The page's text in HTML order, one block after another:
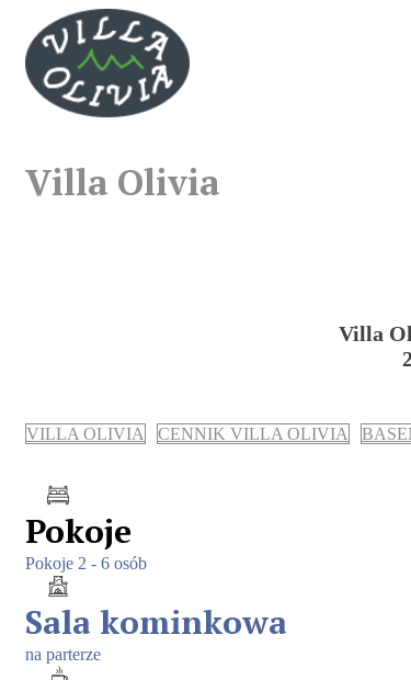
Villa Olivia
Villa
VILLA OLIVIA CENNIK VILLA OLIVIA
Pokoje
Pokoje 2 - 6 osób
Sala kominkowa
na parterze